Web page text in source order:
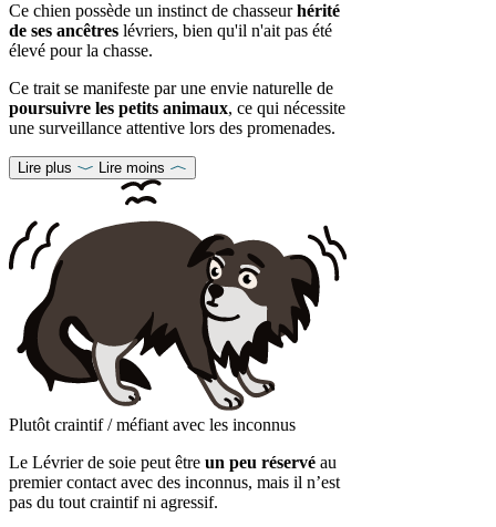
Ce chien possède un instinct de chasseurhérité
de ses ancêtres lévriers, bien qu'il n'ait pas été
élevé pour la chasse.
Ce trait se manifeste par une envie naturelle de
poursuivre les petits animaux, ce qui nécessite
une surveillance attentive lors des promenades.
Lire plus Lire moins
Plutôt craintif / méfiant avec les inconnus
Le Lévrier de soie peut être un peu réservé au
premier contact avec des inconnus, mais il n’est
pas du tout craintif ni agressif.